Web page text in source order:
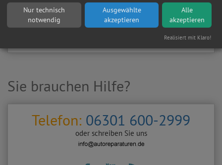
eine kostenlose und unverbindliche Reparaturanfrage
stellen?
Werkstattanfrage stellen
Sie brauchen Hilfe?
Telefon: 06301 600-2999
oder schreiben Sie uns
Nur technisch
notwendig
Ausgewählte
akzeptieren
Alle
akzeptieren
Realisiert mit Klaro!